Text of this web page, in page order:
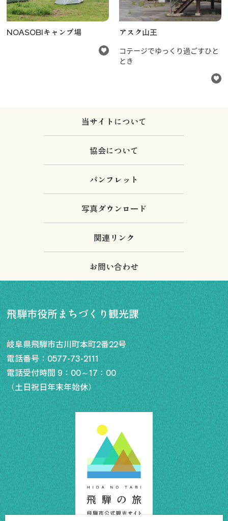
グルメ・おみやげ
飛騨市の６つの魅力
交通機関・道路情報
お知らせ
協会について
パンフレット
写真ダウンロード
関連リンク
お問い合わせ
NOASOBIキャンプ場 アスク山王
コテージでゆっくり過ごすひと
とき
当サイトについて
協会について
パンフレット
写真ダウンロード
関連リンク
お問い合わせ
飛騨市役所まちづくり観光課
岐阜県飛騨市古川町本町2番22号
電話番号： 0577-73-2111
電話受付時間 9：00～17：00
（土日祝日年末年始休）